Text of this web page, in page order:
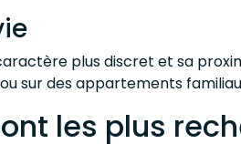
plus discret et sa
sur des appartements
les plus